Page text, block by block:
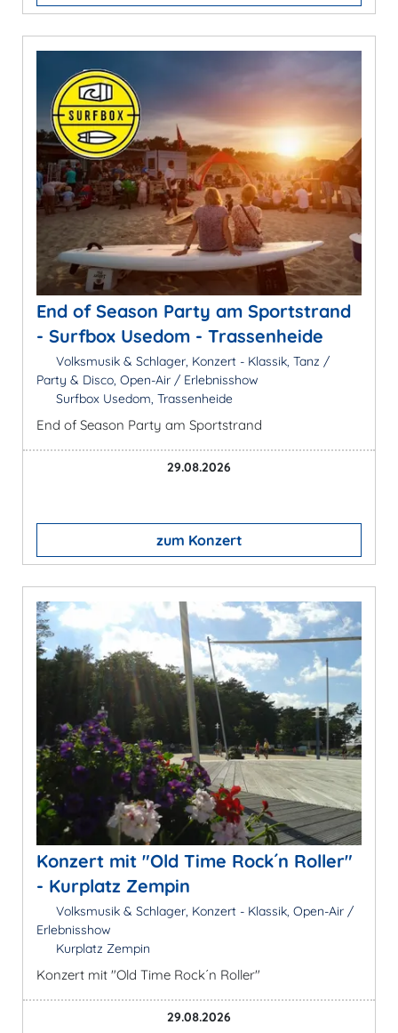
End of Season Party am Sportstrand
- Surfbox Usedom - Trassenheide
Volksmusik & Schlager, Konzert - Klassik, Tanz /
Party & Disco, Open-Air / Erlebnisshow
Surfbox Usedom, Trassenheide
End of Season Party am Sportstrand
29.08.2026
zum Konzert
Konzert mit "Old Time Rock´n Roller"
- Kurplatz Zempin
Volksmusik & Schlager, Konzert - Klassik, Open-Air /
Erlebnisshow
Kurplatz Zempin
Konzert mit "Old Time Rock´n Roller"
29.08.2026